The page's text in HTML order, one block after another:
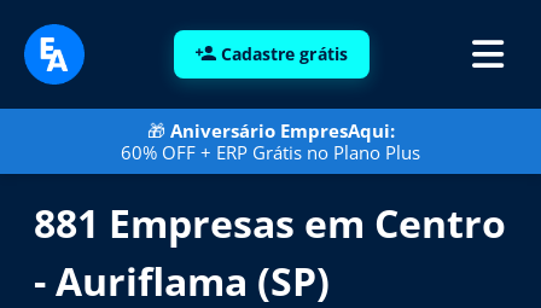
Cadastre grátis
🎁 Aniversário EmpresAqui:
60% OFF + ERP Grátis no Plano Plus
881 Empresas em Centro
- Auriflama (SP)